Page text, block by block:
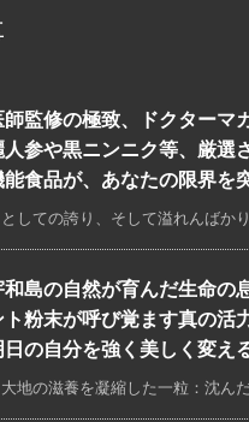
師監修の極致、ドクターマ
人参や黒ニンニク等、厳選
能食品が、あなたの限界を
しての誇り、そして溢れんばか
和島の自然が育んだ生命の
ト粉末が呼び覚ます真の活
日の自分を強く美しく変え
地の滋養を凝縮した一粒：沈ん